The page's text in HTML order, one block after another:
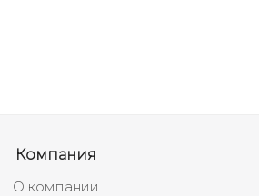
Компания
О компании